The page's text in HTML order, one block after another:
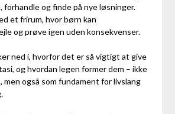
forhandle og finde på nye løsninger.
et frirum, hvor børn kan
og prøve igen uden konsekvenser.
ned i, hvorfor det er så vigtigt at give
og hvordan legen former dem – ikke
men også som fundament for livslang